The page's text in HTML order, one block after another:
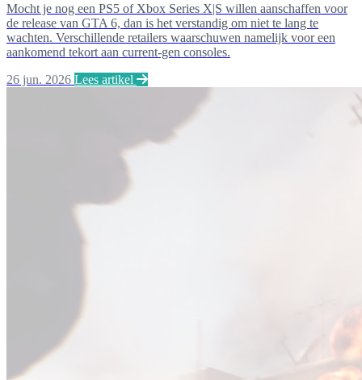
Mocht je nog een PS5 of Xbox Series X|S willen aanschaffen voor
de release van GTA 6, dan is het verstandig om niet te lang te
wachten. Verschillende retailers waarschuwen namelijk voor een
aankomend tekort aan current‑gen consoles.
26 jun. 2026 Lees artikel